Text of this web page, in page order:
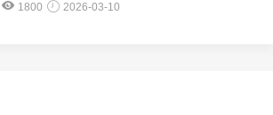
1800 2026-03-10